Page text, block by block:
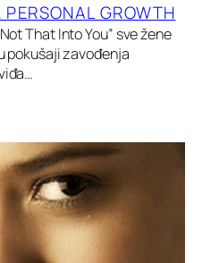
GROWTH
That Into You” sve žene
pokušaji zavođenja